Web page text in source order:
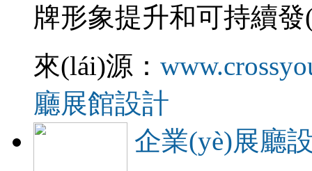
牌形象提升和可持續發
來(lái)源：
廳展館設計
企業(yè)展廳